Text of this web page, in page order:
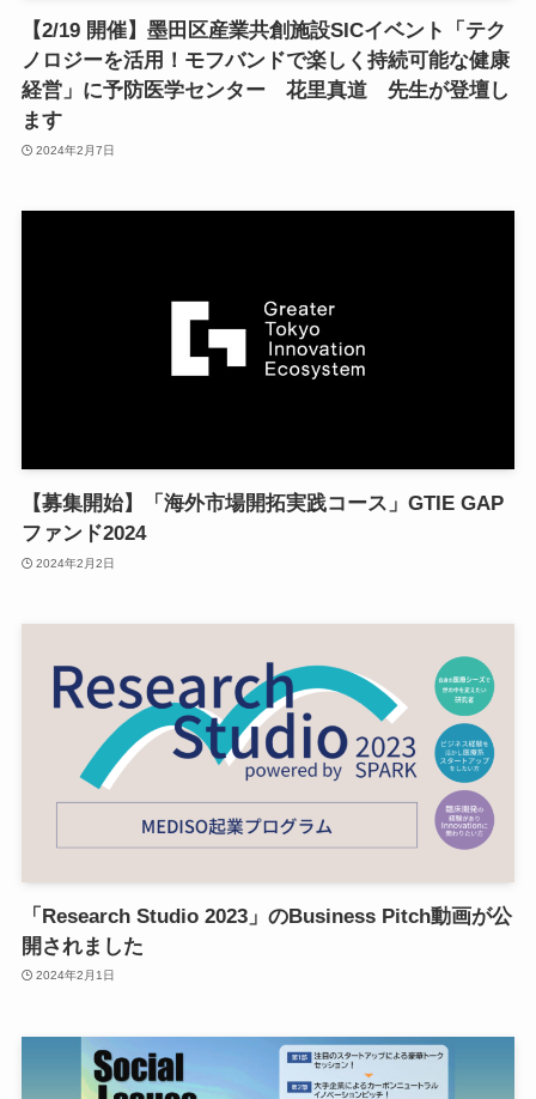
【2/19 開催】墨田区産業共創施設SICイベント「テク
ノロジーを活用！モフバンドで楽しく持続可能な健康
経営」に予防医学センター 花里真道 先生が登壇し
ます
2024年2月7日
【募集開始】「海外市場開拓実践コース」GTIE GAP
ファンド2024
2024年2月2日
「Research Studio 2023」のBusiness Pitch動画が公
開されました
2024年2月1日